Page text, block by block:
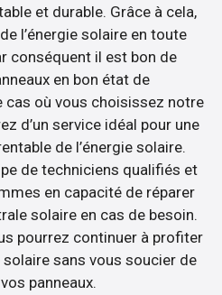
et durable. Grâce à cela,
l’énergie solaire en toute
conséquent il est bon de
en bon état de
où vous choisissez notre
d’un service idéal pour une
de l’énergie solaire.
de techniciens qualifiés et
en capacité de réparer
solaire en cas de besoin.
pourrez continuer à profiter
solaire sans vous soucier de
panneaux.